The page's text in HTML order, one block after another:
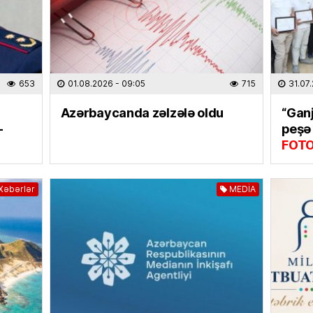
detal
kimliyi
etdi –
MAQAZIN
İDDİA
653 01.08.2026 - 09:05 715
Azərbaycanda zəlzələ oldu
MEDİA